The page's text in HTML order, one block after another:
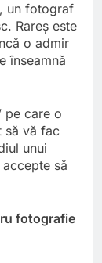
un fotograf
Rareş este
o admir
înseamnă
pe care o
să vă fac
unui
să
fotografie